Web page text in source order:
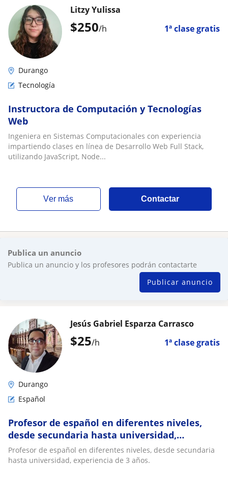
$250/h 1ª clase gratis
Litzy Yulissa
Durango
Tecnología
Instructora de Computación y Tecnologías
Web
Ingeniera en Sistemas Computacionales con experiencia
impartiendo clases en línea de Desarrollo Web Full Stack,
utilizando JavaScript, Node...
ver más Contactar
Publica un anuncio
Publica un anuncio y los profesores podrán contactarte
Publicar anuncio
$25/h 1ª clase gratis
Jesús Gabriel Esparza Carrasco
Durango
Español
Profesor de español en diferentes niveles,
desde secundaria hasta universidad,
experiencia de 3 años
Profesor de español en diferentes niveles, desde secundaria
hasta universidad, experiencia de 3 años.